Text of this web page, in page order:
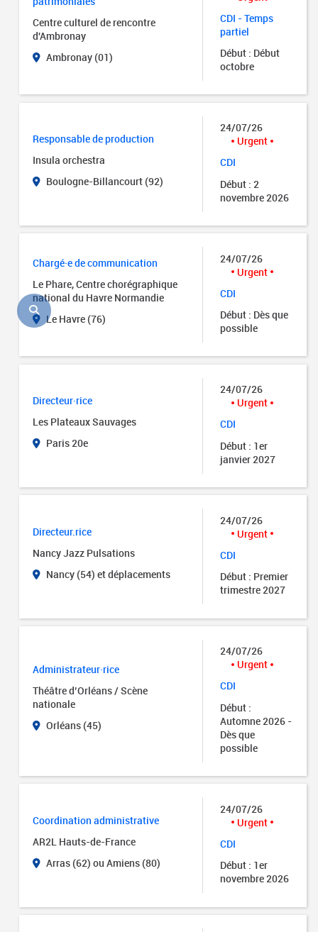
Centre culturel de rencontre
d'Ambronay
Ambronay (01)
CDI - Temps
partiel
Début : Début
octobre
Responsable de production
Insula orchestra
Boulogne-Billancourt (92)
24/07/26
Urgent
CDI
Début : 2
novembre 2026
Chargé·e de communication
Le Phare, Centre chorégraphique
national du Havre Normandie
Le Havre (76)
24/07/26
Urgent
CDI
Début : Dès que
possible
Directeur·rice
Les Plateaux Sauvages
Paris 20e
24/07/26
Urgent
CDI
Début : 1er
janvier 2027
Directeur.rice
Nancy Jazz Pulsations
Nancy (54) et déplacements
24/07/26
Urgent
CDI
Début : Premier
trimestre 2027
Administrateur·rice
Théâtre d’Orléans / Scène
nationale
Orléans (45)
24/07/26
Urgent
CDI
Début :
Automne 2026 -
Dès que
possible
Coordination administrative
AR2L Hauts-de-France
Arras (62) ou Amiens (80)
24/07/26
Urgent
CDI
Début : 1er
novembre 2026